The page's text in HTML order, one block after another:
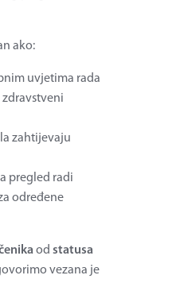
ako:
uvjetima rada
zahtijevaju
pregled radi
određene
od statusa
vezana je